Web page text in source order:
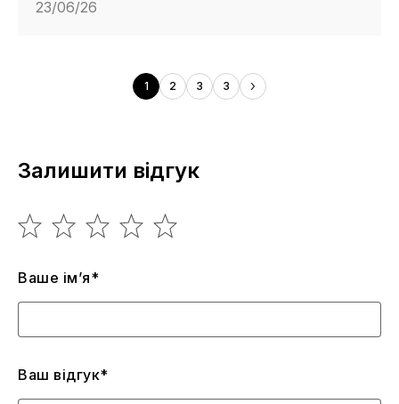
23/06/26
1 2 3 3
Залишити відгук
Ваше ім’я*
Ваш відгук*